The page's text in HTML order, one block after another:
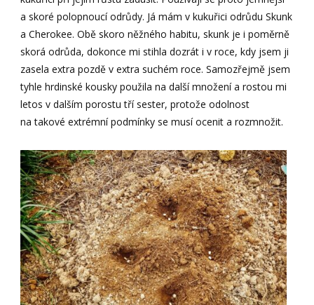
a skoré polopnoucí odrůdy. Já mám v kukuřici odrůdu Skunk
a Cherokee. Obě skoro něžného habitu, skunk je i poměrně
skorá odrůda, dokonce mi stihla dozrát i v roce, kdy jsem ji
zasela extra pozdě v extra suchém roce. Samozřejmě jsem
tyhle hrdinské kousky použila na další množení a rostou mi
letos v dalším porostu tří sester, protože odolnost
na takové extrémní podmínky se musí ocenit a rozmnožit.